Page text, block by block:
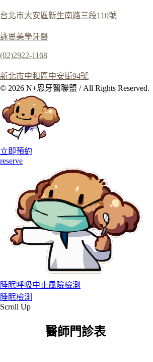
台北市大安區新生南路三段110號
詠恩美學牙醫
(02)2922-1168
新北市中和區中安街94號
© 2026 N+恩牙醫聯盟 / All Rights Reserved.
立即預約
reserve
睡眠呼吸中止風險檢測
睡眠檢測
Scroll Up
醫師門診表